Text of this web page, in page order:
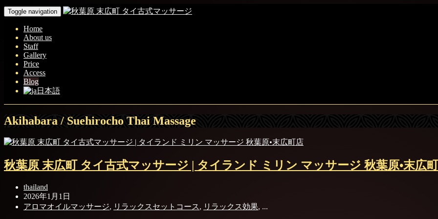
Toggle navigation
Home
About us
Staff
Gallery
Price
Access
Blog
日本語
Akihabara / Suehirocho Thai Massage
秋葉原 末広町 タイ古式マッサージ | タイランド ミリン マッサージ 秋葉原•末広
thailand
2026年1月1日
アロマオイルマッサージ, リラックスセットコース, リラックス効果, ...